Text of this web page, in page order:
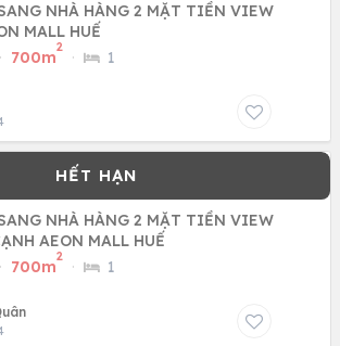
NHÀ HÀNG 2 MẶT TIỀN VIEW
MALL HUẾ
· 700m
2
· 1
NHÀ HÀNG 2 MẶT TIỀN VIEW
AEON MALL HUẾ
· 700m
2
· 1